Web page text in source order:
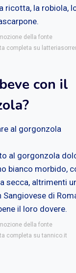
ricotta, la robiola,
della fonte
completa su
con il
al gorgonzola
al gorgonzola
bianco morbido,
secca, altrimenti
Sangiovese di
il loro dovere.
della fonte
completa su tannico.it